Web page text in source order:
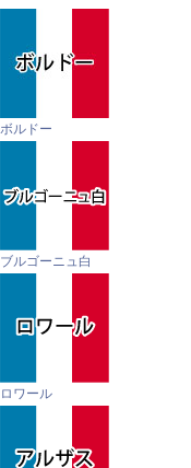
ボルドー
ブルゴーニュ白
ロワール